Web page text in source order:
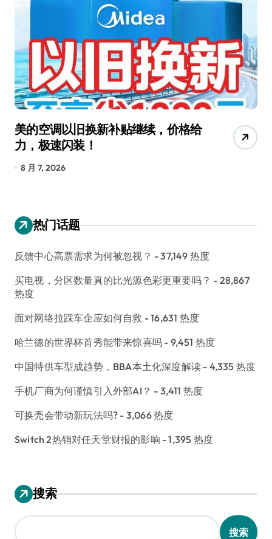
美的空调以旧换新补贴继续，价格给
力，极速闪装！
8 月 7, 2026
热门话题
反馈中心高票需求为何被忽视？ - 37,149 热度
买电视，分区数量真的比光源色彩更重要吗？ - 28,867
热度
面对网络拉踩车企应如何自救 - 16,631 热度
哈兰德的世界杯首秀能带来惊喜吗 - 9,451 热度
中国特供车型成趋势，BBA本土化深度解读 - 4,335 热度
手机厂商为何谨慎引入外部AI？ - 3,411 热度
可换壳会带动新玩法吗? - 3,066 热度
Switch 2热销对任天堂财报的影响 - 1,395 热度
搜索
搜索